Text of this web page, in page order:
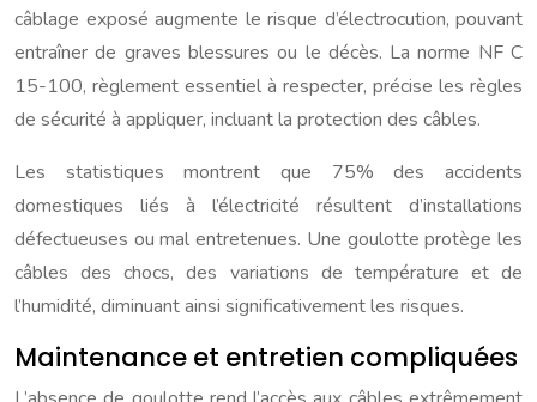
câblage exposé augmente le risque d’électrocution, pouvant
entraîner de graves blessures ou le décès. La norme NF C
15-100, règlement essentiel à respecter, précise les règles
de sécurité à appliquer, incluant la protection des câbles.
Les statistiques montrent que 75% des accidents
domestiques liés à l’électricité résultent d’installations
défectueuses ou mal entretenues. Une goulotte protège les
câbles des chocs, des variations de température et de
l’humidité, diminuant ainsi significativement les risques.
Maintenance et entretien compliquées